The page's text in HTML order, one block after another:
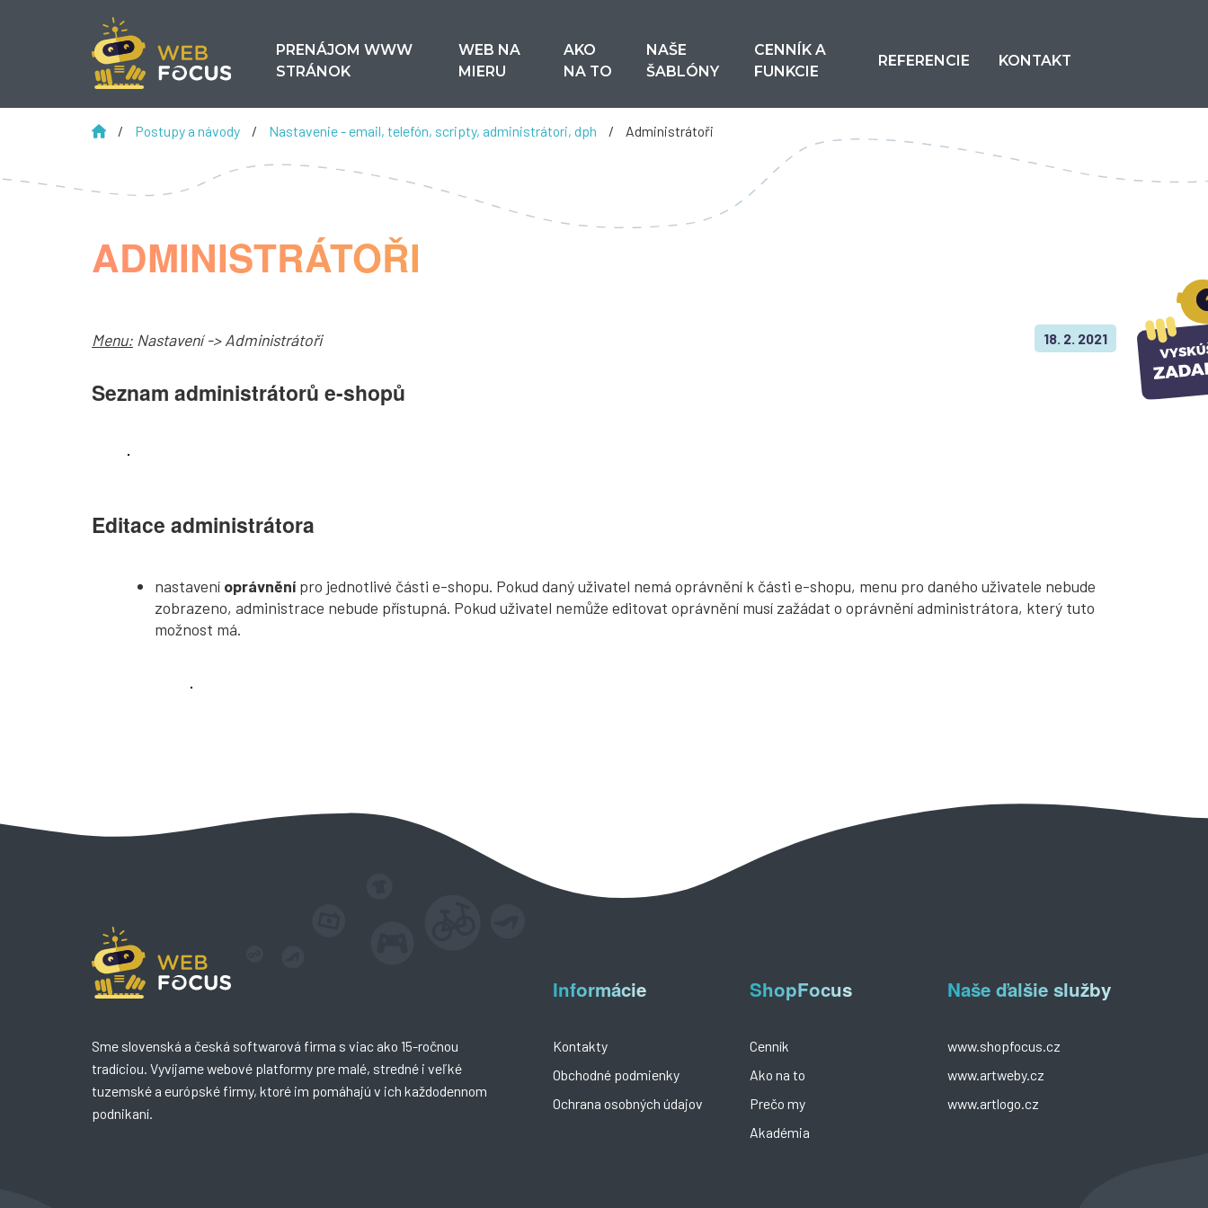
PRENÁJOM WWW
STRÁNOK
WEB NA
MIERU
AKO
NA TO
NAŠE
ŠABLÓNY
CENNÍK A
FUNKCIE
REFERENCIE KONTAKT
ADMINISTRÁTOŘI
/ Postupy a návody / Nastavenie - email, telefón, scripty, administrátori, dph / Administrátoři
18. 2. 2021
Menu: Nastavení -> Administrátoři
Seznam administrátorů e-shopů
Editace administrátora
nastavení oprávnění pro jednotlivé části e-shopu. Pokud daný uživatel nemá oprávnění k části e-shopu, menu pro daného uživatele nebude
zobrazeno, administrace nebude přístupná. Pokud uživatel nemůže editovat oprávnění musí zažádat o oprávnění administrátora, který tuto
možnost má.
Sme slovenská a česká softwarová firma s viac ako 15-ročnou
tradíciou. Vyvíjame webové platformy pre malé, stredné i veľké
tuzemské a európské firmy, ktoré im pomáhajú v ich každodennom
podnikaní.
Informácie
Kontakty
Obchodné podmienky
Ochrana osobných údajov
ShopFocus
Cenník
Ako na to
Prečo my
Akadémia
Naše ďalšie služby
www.shopfocus.cz
www.artweby.cz
www.artlogo.cz